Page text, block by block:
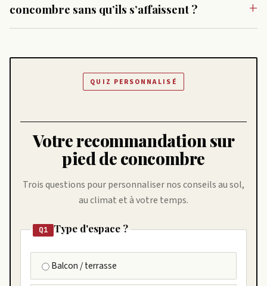
concombre sans qu’ils s’affaissent ?
QUIZ PERSONNALISÉ
Votre recommandation sur
pied de concombre
Trois questions pour personnaliser nos conseils au sol,
au climat et à votre temps.
Q1 Type d'espace ?
Balcon / terrasse